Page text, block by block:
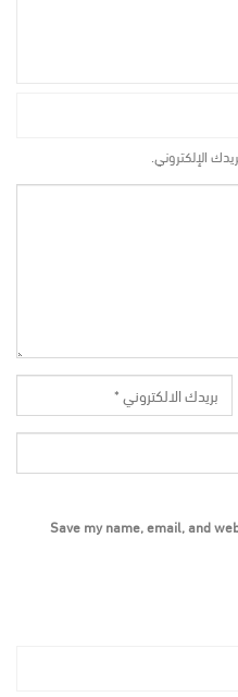
الإلكتروني.
Save my name, email, and